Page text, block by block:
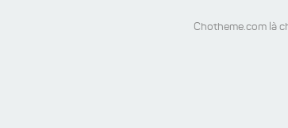
Chotheme.com là